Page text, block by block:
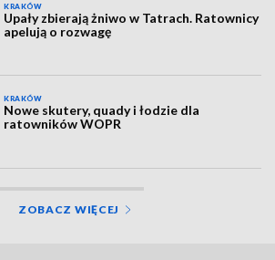
KRAKÓW
Upały zbierają żniwo w Tatrach. Ratownicy
apelują o rozwagę
KRAKÓW
Nowe skutery, quady i łodzie dla
ratowników WOPR
ZOBACZ WIĘCEJ